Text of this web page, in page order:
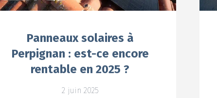
Panneaux solaires à
Perpignan : est-ce encore
rentable en 2025 ?
2 juin 2025